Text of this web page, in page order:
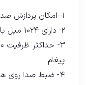
۱- امکان پردازش صدا تا ۲۴ پورت ورودى
۲- داراى ۱۰۲۴ میل باکس
پیغام
۴- ضبط صدا روی هارد